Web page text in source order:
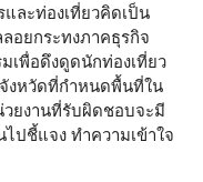
ละท่องเที่ยวคิดเป็น
ลอยกระทงภาคธุรกิจ
เพื่อดึงดูดนักท่องเที่ยว
งหวัดที่กำหนดพื้นที่ใน
ยงานที่รับผิดชอบจะมี
ปชี้แจง ทำความเข้าใจ